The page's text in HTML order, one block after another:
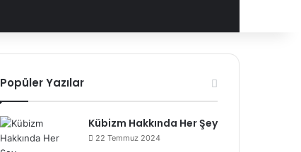
Popüler Yazılar
Kübizm Hakkında Her Şey
22 Temmuz 2024